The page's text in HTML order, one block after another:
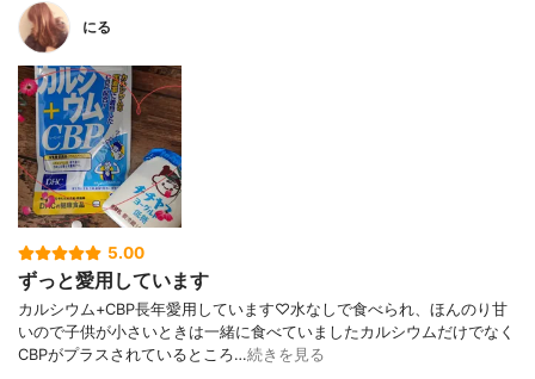
にる
5.00
ずっと愛用しています
カルシウム+CBP長年愛用しています♡水なしで食べられ、ほんのり甘
いので子供が小さいときは一緒に食べていましたカルシウムだけでなく
CBPがプラスされているところ…続きを見る